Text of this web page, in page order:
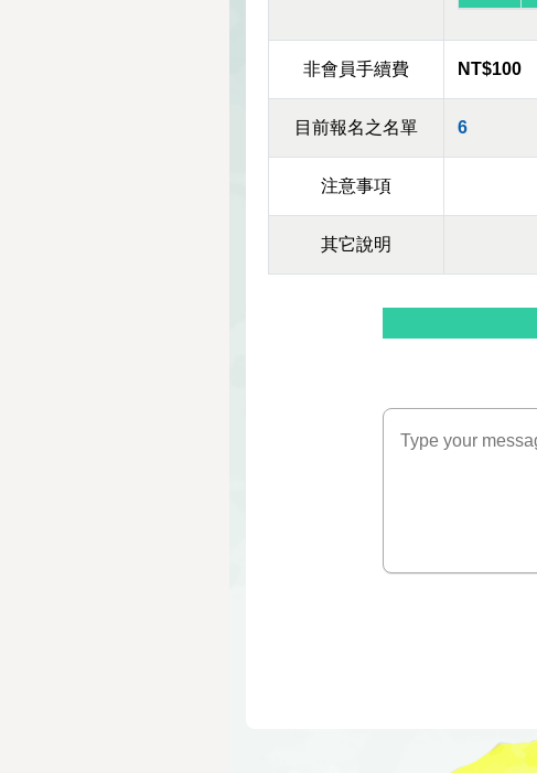
非會員手續費 NT$100
目前報名之名單 6
注意事項
其它說明